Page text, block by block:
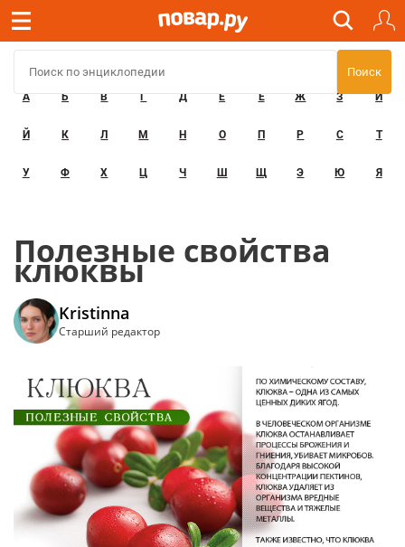
А Б В Г Д Е Ё Ж З И
Й К Л М Н О П Р С Т
У Ф Х Ц Ч Ш Щ Э Ю Я
Полезные свойства
клюквы
Kristinna
Старший редактор